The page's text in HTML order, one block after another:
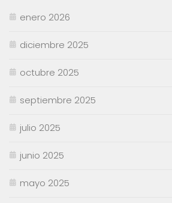
enero 2026
diciembre 2025
octubre 2025
septiembre 2025
julio 2025
junio 2025
mayo 2025